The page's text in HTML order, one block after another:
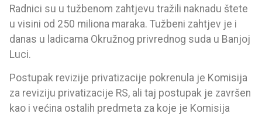
Radnici su u tužbenom zahtjevu tražili naknadu štete
u visini od 250 miliona maraka. Tužbeni zahtjev je i
danas u ladicama Okružnog privrednog suda u Banjoj
Luci.
Postupak revizije privatizacije pokrenula je Komisija
za reviziju privatizacije RS, ali taj postupak je završen
kao i većina ostalih predmeta za koje je Komisija